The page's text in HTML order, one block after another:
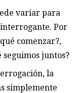
variar para
Por
comenzar?,
juntos?
la
simplemente